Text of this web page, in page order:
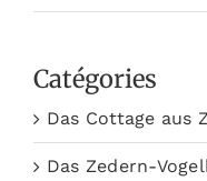
Catégories
Das Cottage aus
Das Zedern-